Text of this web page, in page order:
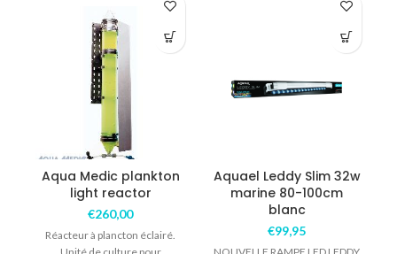
Aqua Medic plankton
light reactor
€260,00
Réacteur à plancton éclairé.
Aquael Leddy Slim 32w
marine 80-100cm
blanc
€99,95